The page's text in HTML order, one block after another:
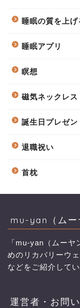
睡眠の質を上げ
睡眠アプリ
瞑想
磁気ネックレス
誕生日プレゼン
退職祝い
首枕
mu-yan（ム
「mu-yan（ムー
めのリカバリーウ
などをご紹介してい
運営者・お問